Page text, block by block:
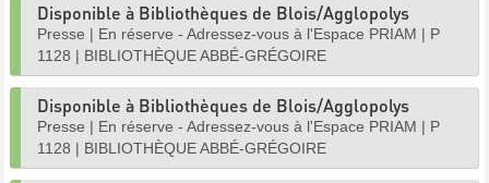
Disponible à Bibliothèques de Blois/Agglopolys
Presse | En réserve - Adressez-vous à l'Espace PRIAM | P
1128 | BIBLIOTHÈQUE ABBÉ-GRÉGOIRE
Disponible à Bibliothèques de Blois/Agglopolys
Presse | En réserve - Adressez-vous à l'Espace PRIAM | P
1128 | BIBLIOTHÈQUE ABBÉ-GRÉGOIRE